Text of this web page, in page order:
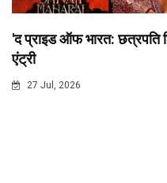
'द प्राइड ऑफ भारत: छत्रपति
एंट्री
27 Jul, 2026